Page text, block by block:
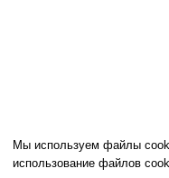
Мы используем файлы
использование файлов